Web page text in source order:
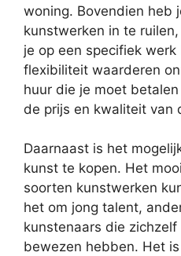
woning. Bovendien heb
kunstwerken in te
je op een specifiek
flexibiliteit waarderen
huur die je moet
de prijs en kwaliteit van
Daarnaast is het
kunst te kopen. Het
soorten kunstwerken
het om jong talent,
kunstenaars die
bewezen hebben. Het